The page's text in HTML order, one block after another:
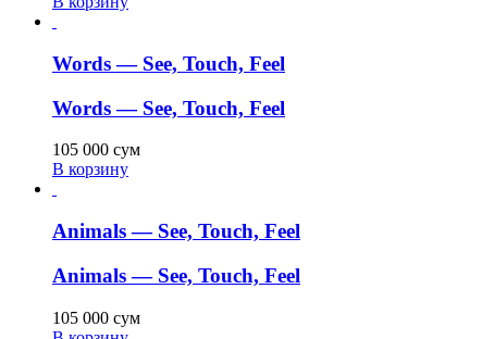
Words — See, Touch, Feel
Words — See, Touch, Feel
105 000 сум
В корзину
Animals — See, Touch, Feel
Animals — See, Touch, Feel
105 000 сум